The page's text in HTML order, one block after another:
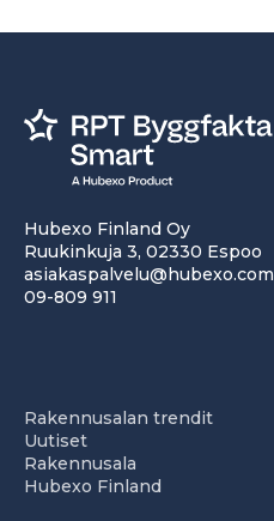
Hubexo Finland Oy
Ruukinkuja 3, 02330 Espoo
asiakaspalvelu@hubexo.com
09-809 911
Rakennusalan trendit
Uutiset
Rakennusala
Hubexo Finland